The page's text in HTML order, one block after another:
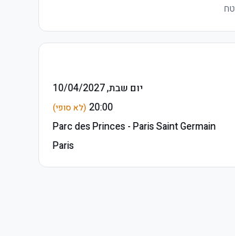
יום שבת, 10/04/2027
20:00 (לא סופי)
Parc des Princes - Paris Saint Germain
Paris